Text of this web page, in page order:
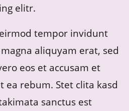
elitr.
tempor invidunt
aliquyam erat, sed
eos et accusam et
ea rebum. Stet clita kasd
sanctus est